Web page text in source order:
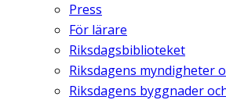
Press
För lärare
Riksdagsbiblioteket
Riksdagens myndigheter
Riksdagens byggnader